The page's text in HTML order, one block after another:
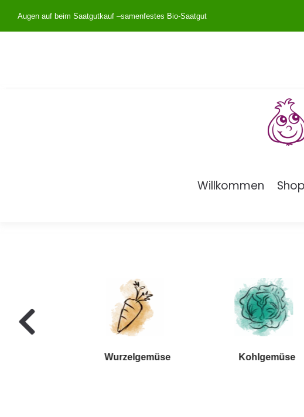
Augen auf beim Saatgutkauf –samenfestes Bio-Saatgut
Willkommen Shop
Wurzelgemüse Kohlgemüse